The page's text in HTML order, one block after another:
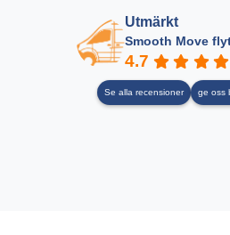
Utmärkt
Smooth Move
4.7
Se alla recensioner ge oss